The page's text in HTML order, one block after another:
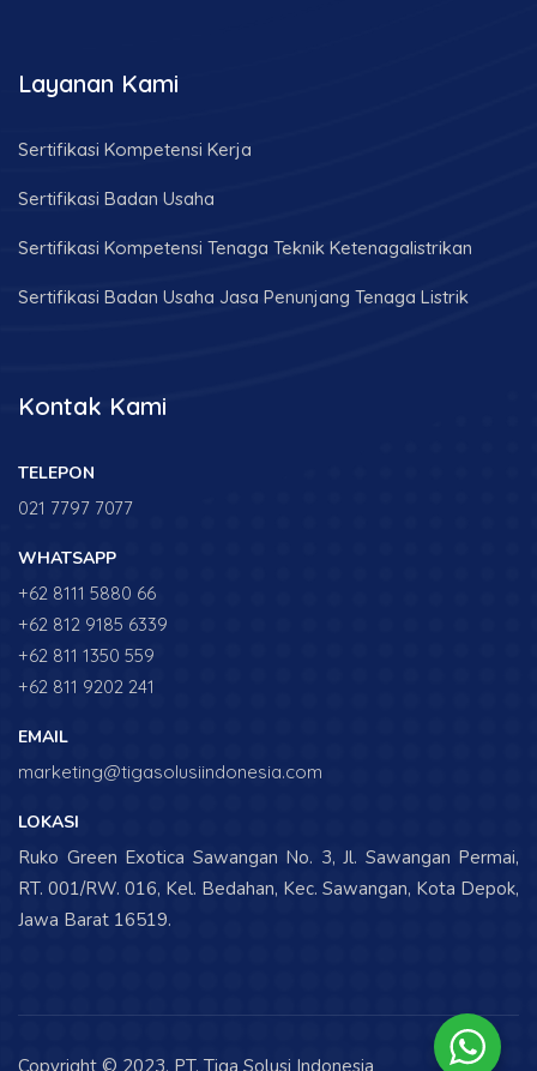
Layanan Kami
Sertifikasi Kompetensi Kerja
Sertifikasi Badan Usaha
Sertifikasi Kompetensi Tenaga Teknik Ketenagalistrikan
Sertifikasi Badan Usaha Jasa Penunjang Tenaga Listrik
Kontak Kami
TELEPON
021 7797 7077
WHATSAPP
+62 8111 5880 66
+62 812 9185 6339
+62 811 1350 559
+62 811 9202 241
EMAIL
marketing@tigasolusiindonesia.com
LOKASI
Ruko Green Exotica Sawangan No. 3, Jl. Sawangan Permai,
RT. 001/RW. 016, Kel. Bedahan, Kec. Sawangan, Kota Depok,
Jawa Barat 16519.